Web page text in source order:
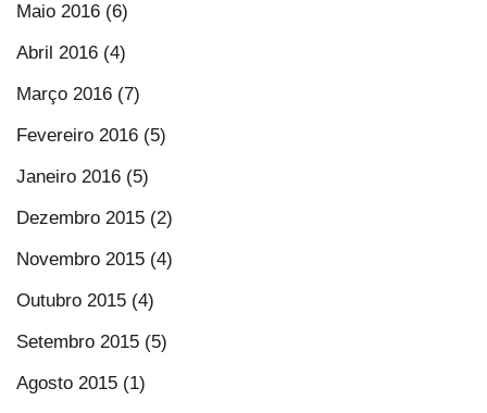
Maio 2016 (6)
Abril 2016 (4)
Março 2016 (7)
Fevereiro 2016 (5)
Janeiro 2016 (5)
Dezembro 2015 (2)
Novembro 2015 (4)
Outubro 2015 (4)
Setembro 2015 (5)
Agosto 2015 (1)